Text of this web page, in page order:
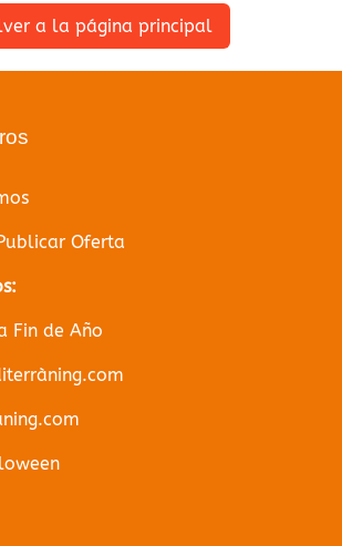
a la página principal
Oferta
Fin de Año